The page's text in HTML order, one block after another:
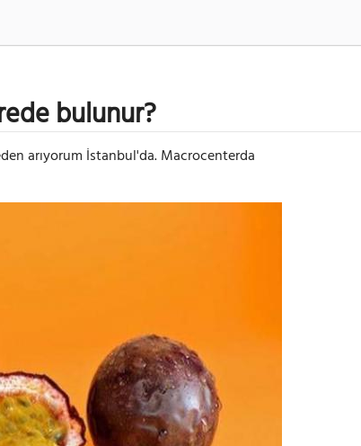
bulunur?
arıyorum İstanbul'da. Macrocenterda